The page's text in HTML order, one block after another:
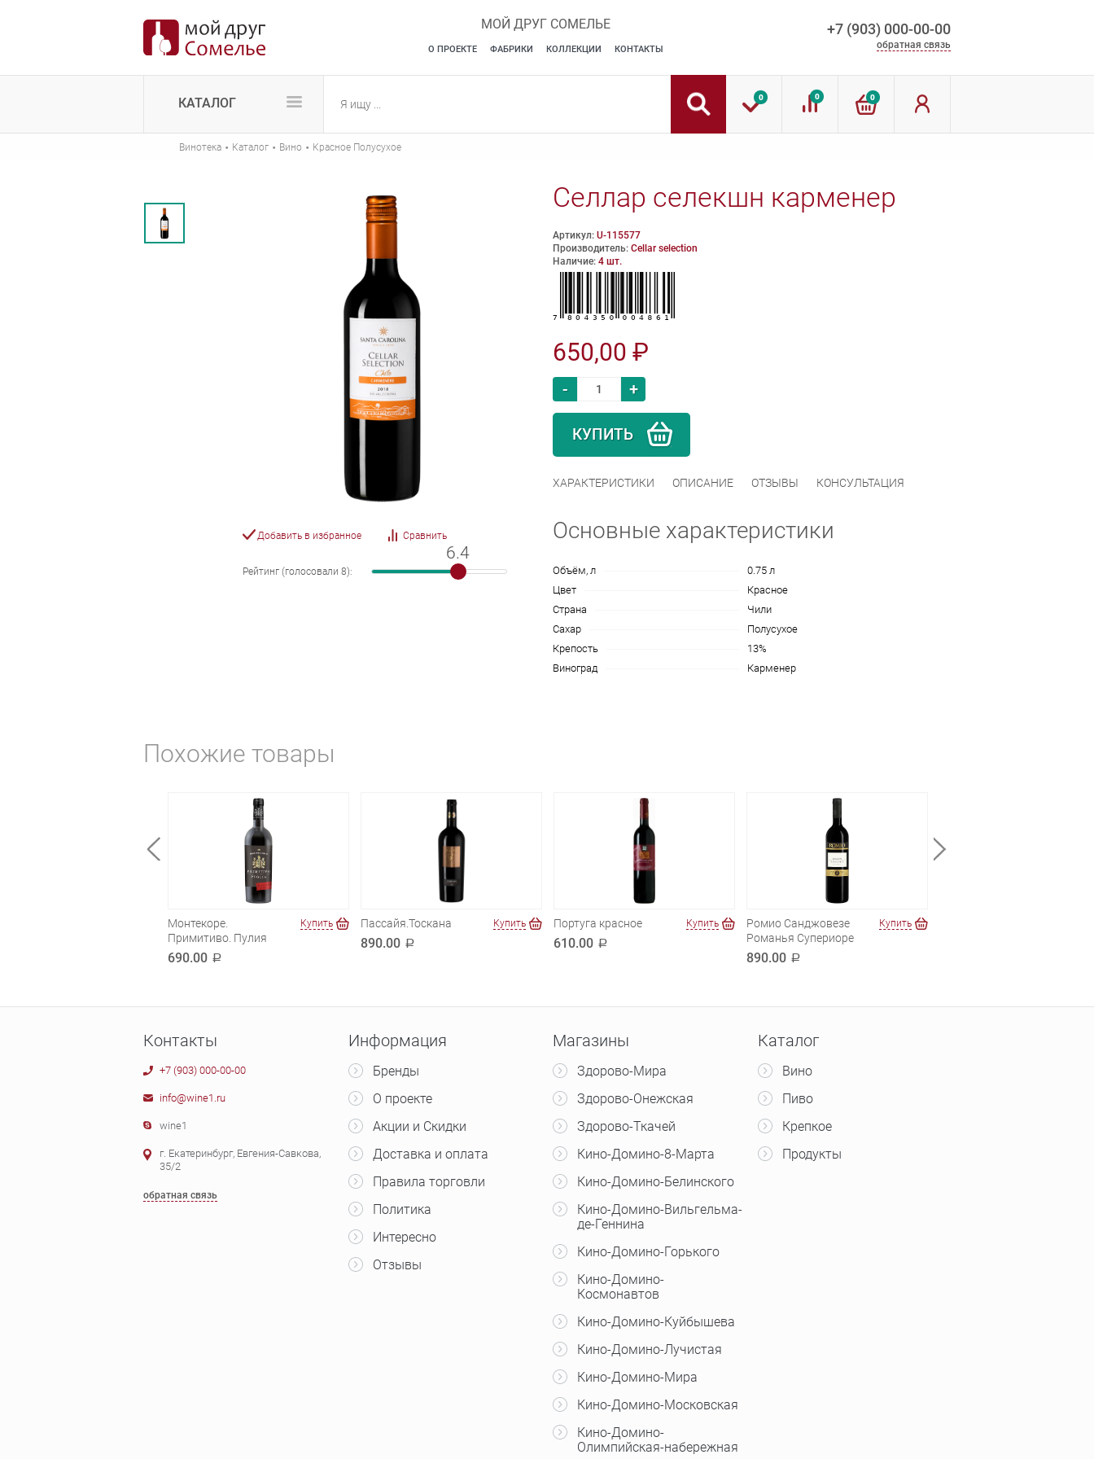
МОЙ ДРУГ СОМЕЛЬЕ
О ПРОЕКТЕ ФАБРИКИ КОЛЛЕКЦИИ КОНТАКТЫ
+7 (903) 000-00-00
обратная связь
КАТАЛОГ 0 0 0
Винотека · Каталог · Вино · Красное Полусухое
Добавить в избранное Сравнить
Рейтинг (голосовали8):
6.4
6.4
Селлар селекшн карменер
Артикул: U-115577
Производитель: Cellar selection
Наличие: 4 шт.
650,00 ₽
- +
КУПИТЬ
ХАРАКТЕРИСТИКИ ОПИСАНИЕ ОТЗЫВЫ КОНСУЛЬТАЦИЯ
Основные характеристики
Объём, л
0.75 л
Цвет
Красное
Страна
Чили
Сахар
Полусухое
Крепость
13%
Виноград
Карменер
Похожие товары
Монтекоре.
Примитиво. Пулия
690.00 a
Купить Пассайя.Тоскана
890.00 a
Купить Португа красное
610.00 a
Купить
Ромио Санджовезе
Романья Супериоре
890.00 a
Купить
Контакты
+7 (903) 000-00-00
info@wine1.ru
wine1
г. Екатеринбург, Евгения-Савкова,
35/2
обратная связь
Информация
Бренды
О проекте
Акции и Скидки
Доставка и оплата
Правила торговли
Политика
Интересно
Отзывы
Магазины
Здорово-Мира
Здорово-Онежская
Здорово-Ткачей
Кино-Домино-8-Марта
Кино-Домино-Белинского
Кино-Домино-Вильгельма-
де-Геннина
Кино-Домино-Горького
Кино-Домино-
Космонавтов
Кино-Домино-Куйбышева
Кино-Домино-Лучистая
Кино-Домино-Мира
Кино-Домино-Московская
Кино-Домино-
Олимпийская-набережная
Каталог
Вино
Пиво
Крепкое
Продукты